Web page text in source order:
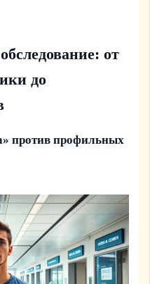
от
до
против профильных